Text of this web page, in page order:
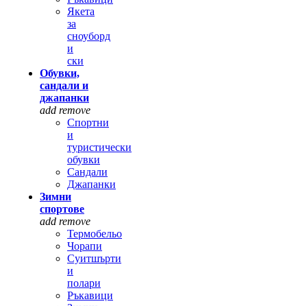
Якета
за
сноуборд
и
ски
Обувки,
сандали и
джапанки
add remove
Спортни
и
туристически
обувки
Сандали
Джапанки
Зимни
спортове
add remove
Термобельо
Чорапи
Суитшърти
и
полари
Ръкавици